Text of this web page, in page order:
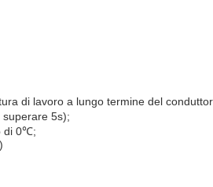
di lavoro a lungo termine del
5s);
di 0℃;